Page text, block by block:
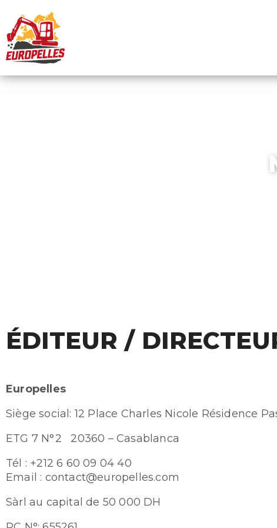
ÉDITEUR /
Europelles
Siège social: 12 Place Charles Nicole Résidence
ETG 7 N°2 20360 – Casablanca
Tél : +212 6 60 09 04 40
Email : contact@europelles.com
Sàrl au capital de 50 000 DH